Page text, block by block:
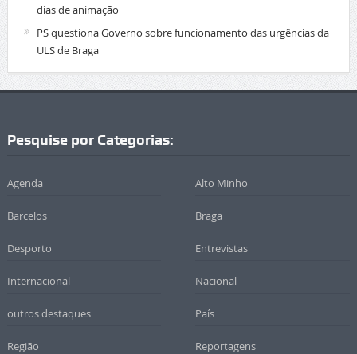
dias de animação
PS questiona Governo sobre funcionamento das urgências da
ULS de Braga
Pesquise por Categorias:
Agenda Alto Minho
Barcelos Braga
Desporto Entrevistas
Internacional Nacional
outros destaques País
Região Reportagens